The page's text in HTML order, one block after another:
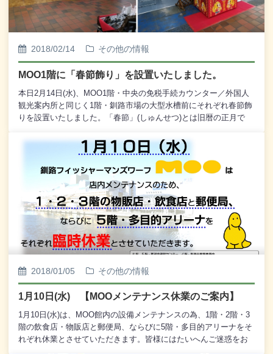
てご確認いただければ幸いです。※ 添付の画像は2階・西側非常
階段前の画像です。
2018/02/14 その他の情報
MOO1階に「春節飾り」を設置いたしました。
本日2月14日(水)、MOO1階・中央の免税手続カウンター／外国人
観光案内所と同じく1階・釧路市場の大型水槽前にそれぞれ春節飾
りを設置いたしました。「春節」(しゅんせつ)とは旧暦の正月で
べて盛大に祝賀され、中国や台湾のみならず、シンガポールなど
の中華圏国家では数日間の祝日が設定されています。2018年の春
節(初一)は2月16日(金)、大晦日(除夕)は2月15日(木)であり、2月15
日からから2月21日(水)までの7日間が春節休みとなっています。
MOOの春節飾りは本日から2月25日(日)まで設置いたしておりま
す。ご来館の際にはぜひご覧いただき、記念写真のポイントとし
てもご利用いただければ幸いです。新春的钟声不停地敲，我们的
祝福不停地送。千言祝福一句话：新春快乐，狗年大吉!
2018/01/05 その他の情報
1月10日(水) 【MOOメンテナンス休業のご案内】
1月10日(水)は、MOO館内の設備メンテナンスの為、1階・2階・3
階の飲食店・物販店と郵便局、ならびに5階・多目的アリーナをそ
れぞれ休業とさせていただきます。皆様にはたいへんご迷惑をお